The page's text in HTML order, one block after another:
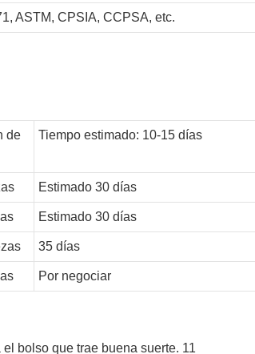
ASTM, CPSIA, CCPSA, etc.
de
Tiempo estimado: 10-15 días
Estimado 30 días
Estimado 30 días
35 días
Por negociar